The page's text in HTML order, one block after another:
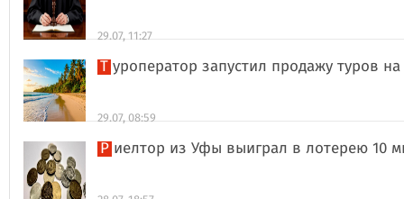
29.07, 11:27
Туроператор запустил продажу туров
29.07, 08:59
Риелтор из Уфы выиграл в лотерею 10